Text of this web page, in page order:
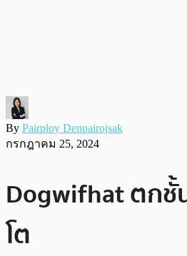
By Pairploy Denpairojsak
กรกฎาคม 25, 2024
Dogwifhat ตกชั้
โต